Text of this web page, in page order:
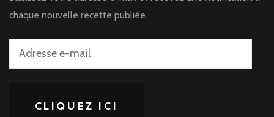
chaque nouvelle recette publiée.
Adresse
CLIQUEZ ICI